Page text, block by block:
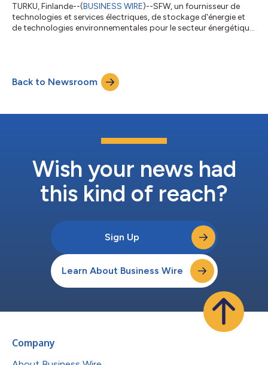
TURKU, Finlande--(BUSINESS WIRE)--SFW, un fournisseur de
technologies et services électriques, de stockage d'énergie et
de technologies environnementales pour le secteur énergétique
Finlande, Pologne, Inde et Chine. L'objectif de cet investissement
est de raccourcir les délais en termes de conception,
Back to Newsroom
Wish your news had
this kind of reach?
Sign Up
Learn About Business Wire
Company